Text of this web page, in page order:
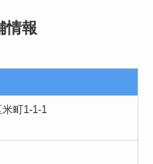
情報
町1-1-1